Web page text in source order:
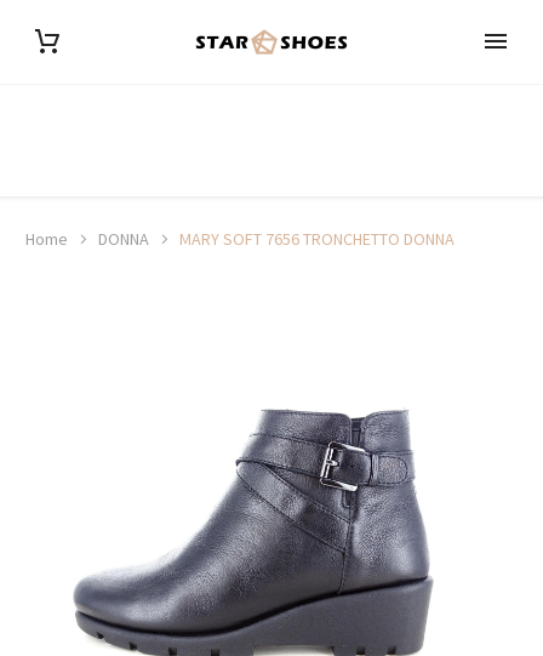
Home DONNA MARY SOFT 7656 TRONCHETTO DONNA